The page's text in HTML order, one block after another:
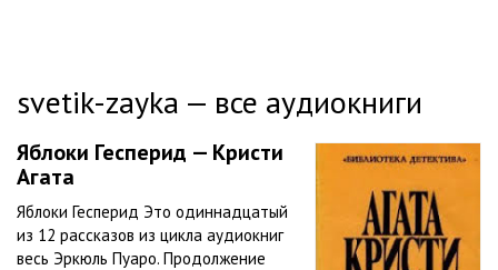
svetik-zayka — все аудиокниги
Яблоки Гесперид — Кристи
Агата
Яблоки Гесперид Это одиннадцатый
из 12 рассказов из цикла аудиокниг
весь Эркюль Пуаро. Продолжение